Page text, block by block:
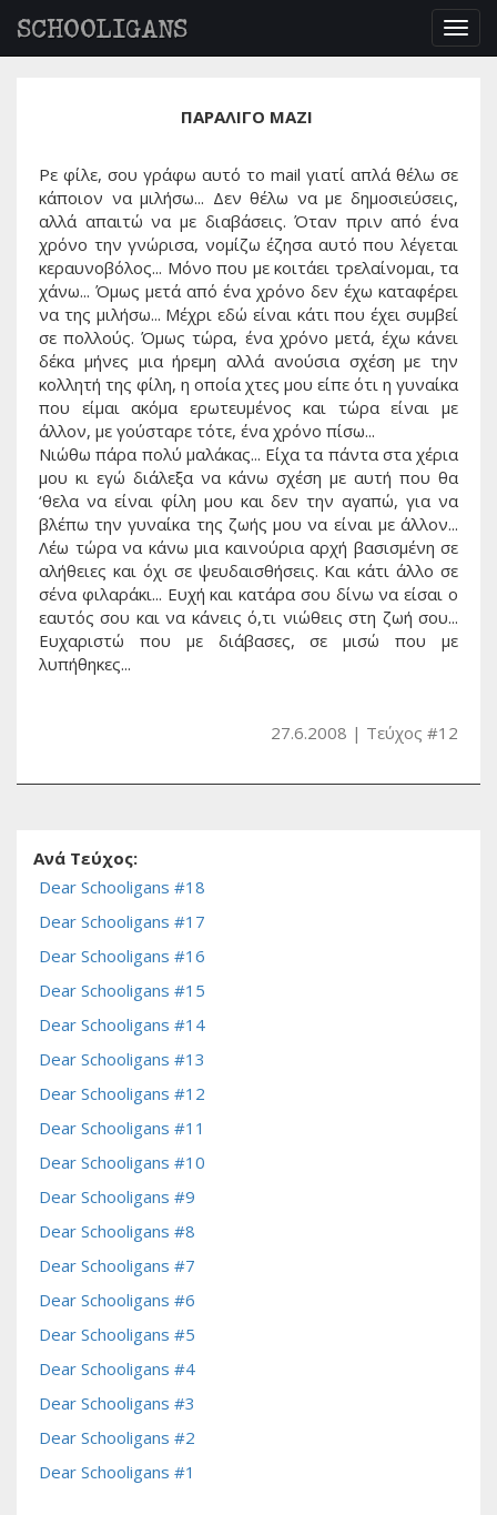
SCHOOLIGANS
ΠΑΡΑΛΙΓΟ ΜΑΖΙ
Ρε φίλε, σου γράφω αυτό το mail γιατί απλά θέλω σε
κάποιον να μιλήσω... Δεν θέλω να με δημοσιεύσεις,
αλλά απαιτώ να με διαβάσεις. Όταν πριν από ένα
χρόνο την γνώρισα, νομίζω έζησα αυτό που λέγεται
κεραυνοβόλος... Μόνο που με κοιτάει τρελαίνομαι, τα
χάνω... Όμως μετά από ένα χρόνο δεν έχω καταφέρει
να της μιλήσω... Μέχρι εδώ είναι κάτι που έχει συμβεί
σε πολλούς. Όμως τώρα, ένα χρόνο μετά, έχω κάνει
δέκα μήνες μια ήρεμη αλλά ανούσια σχέση με την
κολλητή της φίλη, η οποία χτες μου είπε ότι η γυναίκα
που είμαι ακόμα ερωτευμένος και τώρα είναι με
άλλον, με γούσταρε τότε, ένα χρόνο πίσω...
Νιώθω πάρα πολύ μαλάκας... Είχα τα πάντα στα χέρια
μου κι εγώ διάλεξα να κάνω σχέση με αυτή που θα
‘θελα να είναι φίλη μου και δεν την αγαπώ, για να
βλέπω την γυναίκα της ζωής μου να είναι με άλλον...
Λέω τώρα να κάνω μια καινούρια αρχή βασισμένη σε
αλήθειες και όχι σε ψευδαισθήσεις. Και κάτι άλλο σε
σένα φιλαράκι... Ευχή και κατάρα σου δίνω να είσαι ο
εαυτός σου και να κάνεις ό,τι νιώθεις στη ζωή σου...
Ευχαριστώ που με διάβασες, σε μισώ που με
λυπήθηκες...
27.6.2008 Τεύχος #12
Ανά Τεύχος:
Dear Schooligans #18
Dear Schooligans #17
Dear Schooligans #16
Dear Schooligans #15
Dear Schooligans #14
Dear Schooligans #13
Dear Schooligans #12
Dear Schooligans #11
Dear Schooligans #10
Dear Schooligans #9
Dear Schooligans #8
Dear Schooligans #7
Dear Schooligans #6
Dear Schooligans #5
Dear Schooligans #4
Dear Schooligans #3
Dear Schooligans #2
Dear Schooligans #1